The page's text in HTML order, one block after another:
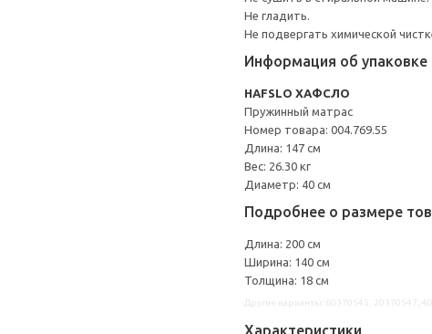
Не гладить.
Не подвергать химической
Информация об упаковке
HAFSLO ХАФСЛО
Пружинный матрас
Номер товара: 004.769.55
Длина: 147 см
Вес: 26.30 кг
Диаметр: 40 см
Подробнее о размере
Длина: 200 см
Ширина: 140 см
Толщина: 18 см
Характеристики